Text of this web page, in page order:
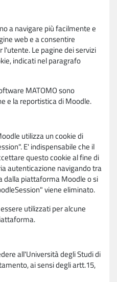
a navigare più facilmente e
web e a consentire
Le pagine dei servizi
indicati nel paragrafo
MATOMO sono
e la reportistica di Moodle.
utilizza un cookie di
E' indispensabile che il
questo cookie al fine di
autenticazione navigando tra
dalla piattaforma Moodle o si
viene eliminato.
utilizzati per alcune
all'Università degli Studi di
ai sensi degli artt.15,